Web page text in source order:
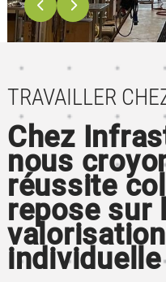
TRAVAILLER
Chez
nous
réussite
repose sur
valorisation
individuelle